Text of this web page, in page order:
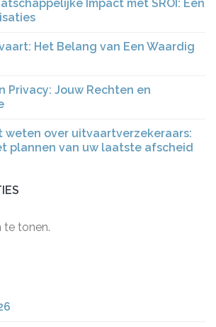
Impact met SROI: Een
Het Belang van Een Waardig
Privacy: Jouw Rechten en
weten over uitvaartverzekeraars:
plannen van uw laatste afscheid
te tonen.